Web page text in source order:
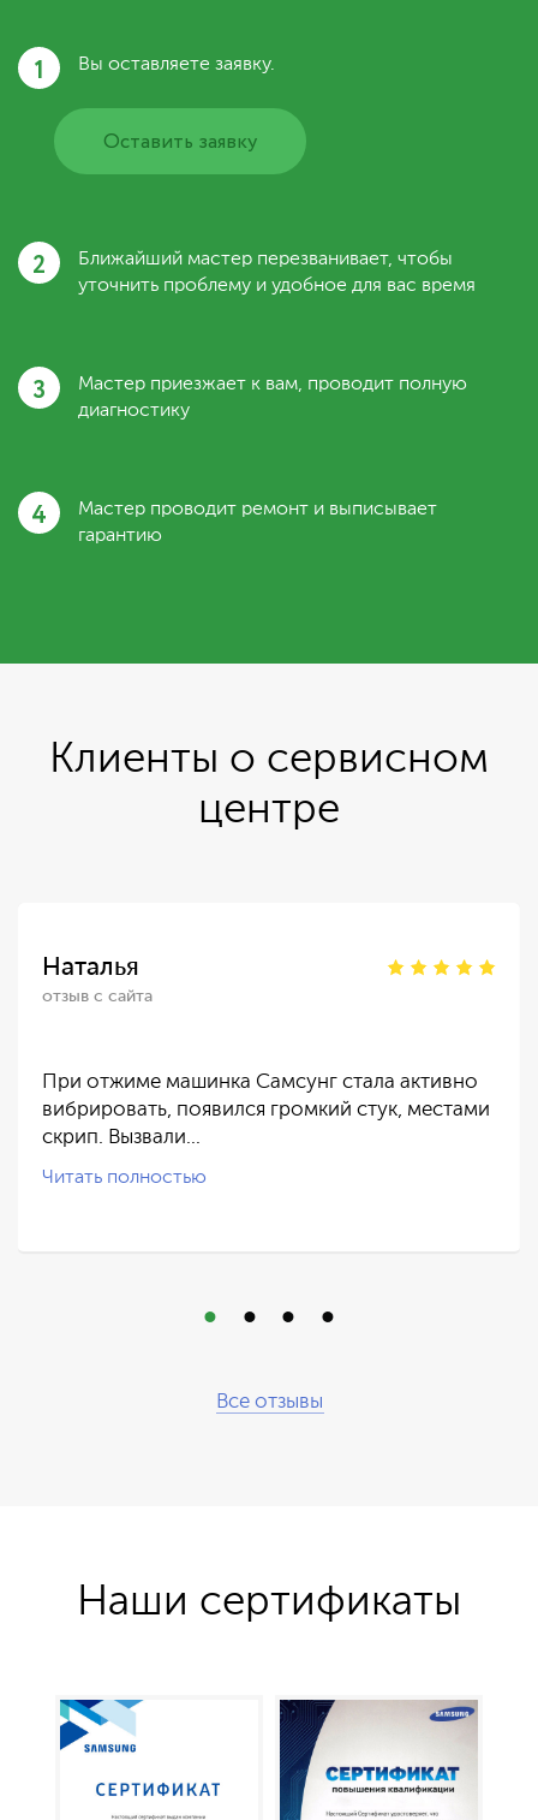
1 Вы оставляете заявку.
Оставить заявку
2
Ближайший мастер перезванивает, чтобы
уточнить проблему и удобное для вас время
3
Мастер приезжает к вам, проводит полную
диагностику
4
Мастер проводит ремонт и выписывает
гарантию
Клиенты о сервисном
центре
Наталья
отзыв с сайта
При отжиме машинка Самсунг стала активно
вибрировать, появился громкий стук, местами
скрип. Вызвали…
Читать полностью
Все отзывы
Наши сертификаты